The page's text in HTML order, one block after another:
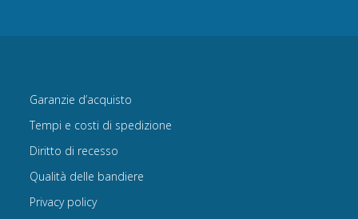
Garanzie d’acquisto
Tempi e costi di spedizione
Diritto di recesso
Qualità delle bandiere
Privacy policy